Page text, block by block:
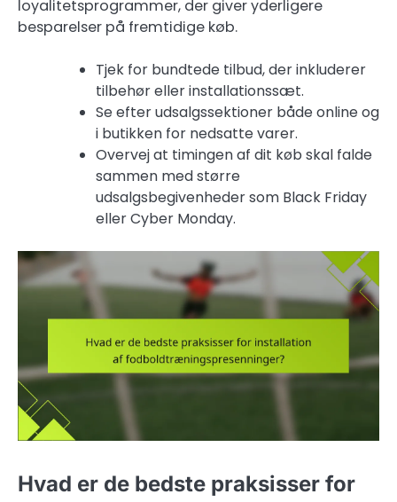
loyalitetsprogrammer, der giver yderligere
besparelser på fremtidige køb.
Tjek for bundtede tilbud, der inkluderer
tilbehør eller installationssæt.
Se efter udsalgssektioner både online og
i butikken for nedsatte varer.
Overvej at timingen af dit køb skal falde
sammen med større
udsalgsbegivenheder som Black Friday
eller Cyber Monday.
Hvad er de bedste praksisser for